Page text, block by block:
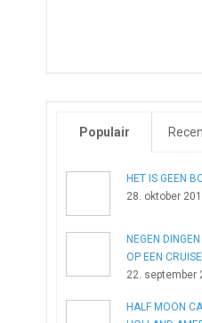
Populair
HET IS GEEN
28. oktober
NEGEN
OP EEN
22. september
HALF MOON